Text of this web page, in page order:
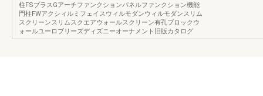
柱FSプラスGアーチファンクションパネルファンクション機能
門柱FWアクシィルミフェイスウィルモダンウィルモダンスリム
スクリーンスリムスクエアウォールスクリーン有孔ブロックウ
ォールユーロブリーズディズニーオーナメント旧版カタログ